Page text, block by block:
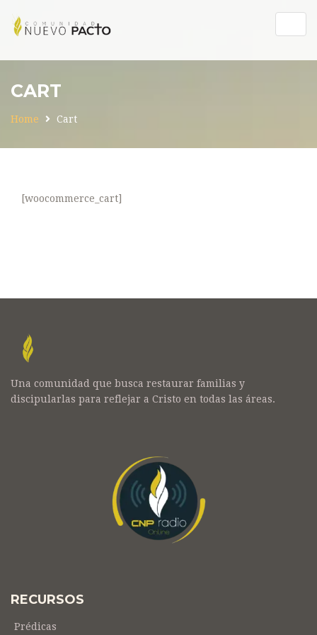
CART
Home Cart
[woocommerce_cart]
Una comunidad que busca restaurar familias y
discipularlas para reflejar a Cristo en todas las áreas.
RECURSOS
Prédicas